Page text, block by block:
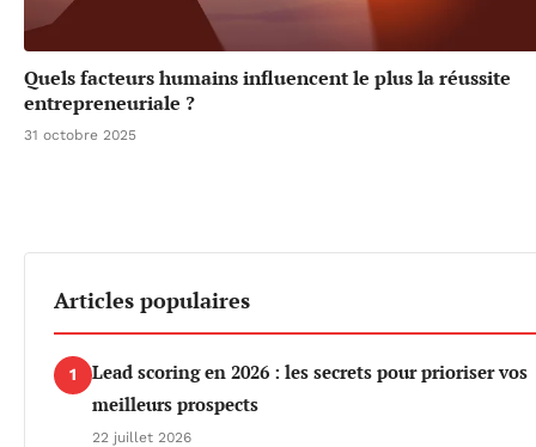
Quels facteurs humains influencent le plus la réussite
entrepreneuriale ?
31 octobre 2025
Articles populaires
1
Lead scoring en 2026 : les secrets pour prioriser vos
meilleurs prospects
22 juillet 2026